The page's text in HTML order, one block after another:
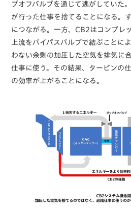
プオフバルブを通じて逃がしていた
が行った仕事を捨てることになる。
につながる。一方、CB2はコンプレ
上流をバイパスバルブで結ぶことに
わない余剰の加圧した空気を排気に
仕事に使う。その結果、タービンの
の効率が上がることになる。